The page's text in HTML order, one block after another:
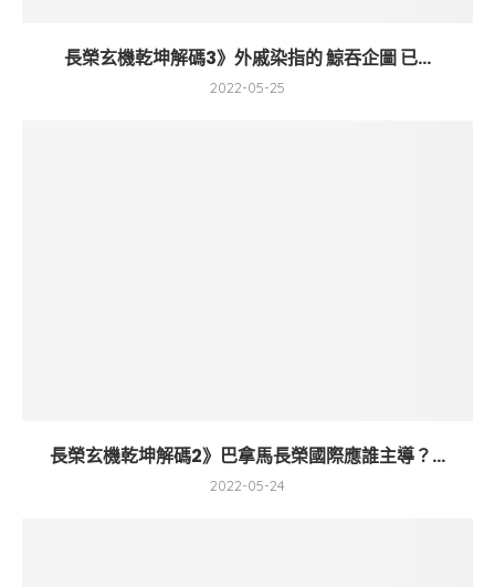
長榮玄機乾坤解碼3》外戚染指的 鯨吞企圖 已...
2022-05-25
長榮玄機乾坤解碼2》巴拿馬長榮國際應誰主導？...
2022-05-24